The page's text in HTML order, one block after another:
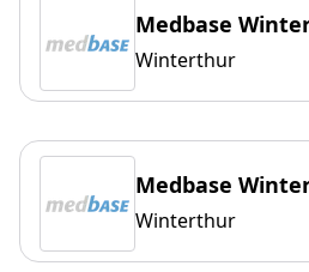
Medbase
Winterthur
Medbase
Winterthur